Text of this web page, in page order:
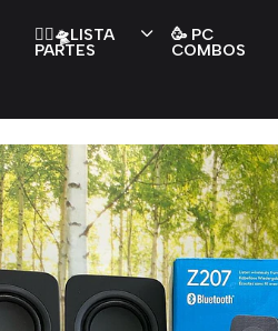
👇🏻🛸LISTA
PARTES
🥳 PC
COMBOS